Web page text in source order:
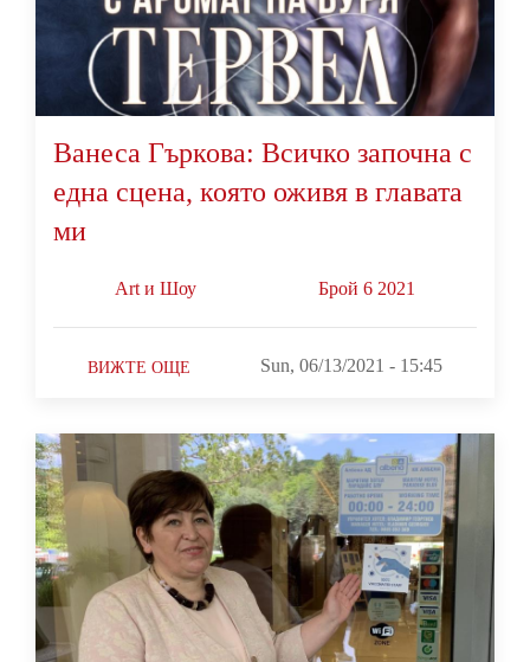
Ванеса Гъркова: Всичко започна с
една сцена, която оживя в главата
ми
Art и Шоу Брой 6 2021
ВИЖТЕ ОЩЕ Sun, 06/13/2021 - 15:45